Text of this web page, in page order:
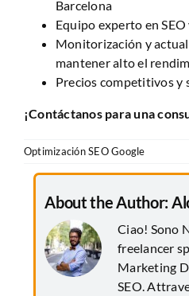
Barcelona
Equipo experto en
Monitorización y
mantener alto el
Precios competitivos y
¡Contáctanos para una
Optimización SEO Google
About the Author:
Ciao! Sono
freelancer
Marketing
SEO.